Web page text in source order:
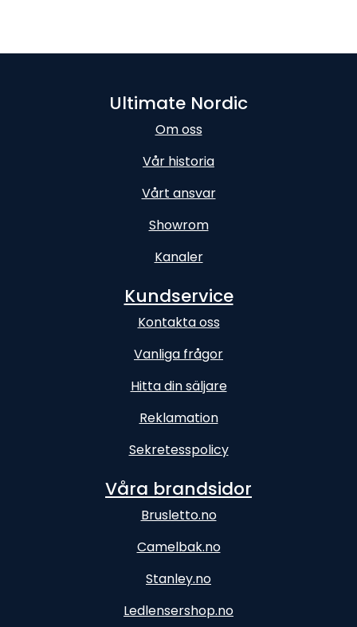
Ultimate Nordic
Om oss
Vår historia
Vårt ansvar
Showrom
Kanaler
Kundservice
Kontakta oss
Vanliga frågor
Hitta din säljare
Reklamation
Sekretesspolicy
Våra brandsidor
Brusletto.no
Camelbak.no
Stanley.no
Ledlensershop.no